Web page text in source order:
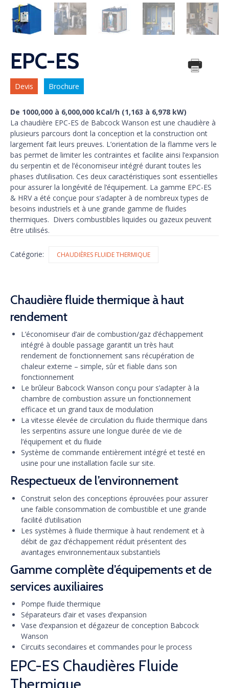
EPC-ES
Devis Brochure
De 1000,000 à 6,000,000 kCal/h (1,163 à 6,978 kW)
La chaudière EPC-ES de Babcock Wanson est une chaudière à
plusieurs parcours dont la conception et la construction ont
largement fait leurs preuves. L’orientation de la flamme vers le
bas permet de limiter les contraintes et facilite ainsi l’expansion
du serpentin et de l’économiseur intégré durant toutes les
phases d’utilisation. Ces deux caractéristiques sont essentielles
pour assurer la longévité de l’équipement. La gamme EPC-ES
& HRV a été conçue pour s’adapter à de nombreux types de
besoins industriels et à une grande gamme de fluides
thermiques. Divers combustibles liquides ou gazeux peuvent
être utilisés.
Catégorie: CHAUDIÈRES FLUIDE THERMIQUE
Chaudière fluide thermique à haut
rendement
L’économiseur d’air de combustion/gaz d’échappement
intégré à double passage garantit un très haut
rendement de fonctionnement sans récupération de
chaleur externe – simple, sûr et fiable dans son
fonctionnement
Le brûleur Babcock Wanson conçu pour s’adapter à la
chambre de combustion assure un fonctionnement
efficace et un grand taux de modulation
La vitesse élevée de circulation du fluide thermique dans
les serpentins assure une longue durée de vie de
l’équipement et du fluide
Système de commande entièrement intégré et testé en
usine pour une installation facile sur site.
Respectueux de l’environnement
Construit selon des conceptions éprouvées pour assurer
une faible consommation de combustible et une grande
facilité d’utilisation
Les systèmes à fluide thermique à haut rendement et à
débit de gaz d’échappement réduit présentent des
avantages environnementaux substantiels
Gamme complète d’équipements et de
services auxiliaires
Pompe fluide thermique
Séparateurs d’air et vases d’expansion
Vase d’expansion et dégazeur de conception Babcock
Wanson
Circuits secondaires et commandes pour le process
EPC-ES Chaudières Fluide
Thermique